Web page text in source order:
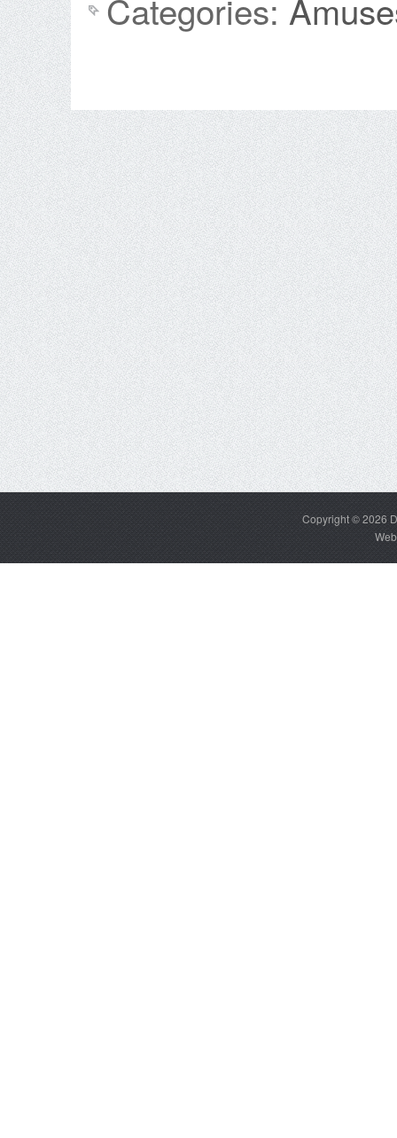
Categories:
Copyright © 2026